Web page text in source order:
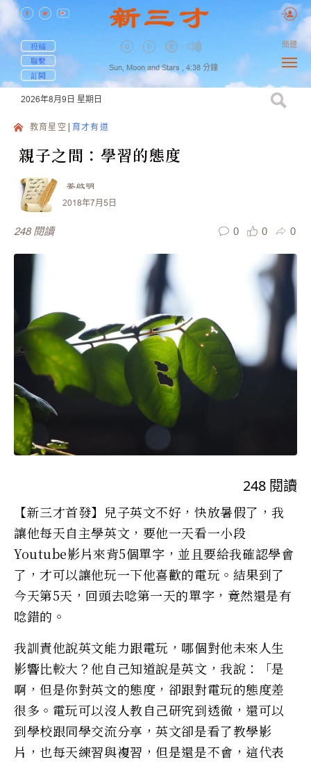
投稿
聯繫
訂閱
Sun, Moon and Stars , 4:38 分鐘
簡體
2026年8月9日 星期日
教育星空 育才有道
親子之間：學習的態度
姜啟明
2018年7月5日
248 閱讀 0 0 0
248 閱讀
【新三才首發】兒子英文不好，快放暑假了，我
讓他每天自主學英文，要他一天看一小段
Youtube影片來背5個單字，並且要給我確認學會
了，才可以讓他玩一下他喜歡的電玩。結果到了
今天第5天，回頭去唸第一天的單字，竟然還是有
唸錯的。
我訓責他說英文能力跟電玩，哪個對他未來人生
影響比較大？他自己知道說是英文，我說：「是
啊，但是你對英文的態度，卻跟對電玩的態度差
很多。電玩可以沒人教自己研究到透徹，還可以
到學校跟同學交流分享，英文卻是看了教學影
片，也每天練習與複習，但是還是不會，這代表